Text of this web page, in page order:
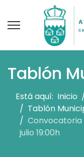
Tablón
Está aquí: Inicio
Tablón
Convocatoria
julio 19:00h